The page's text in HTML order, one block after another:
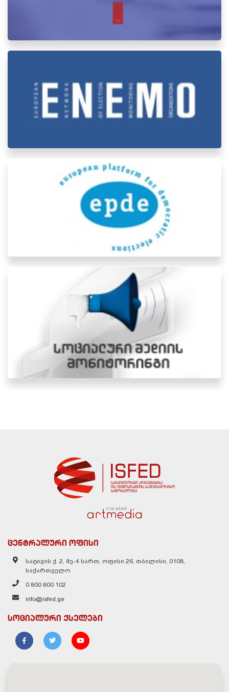
created
ცენტრალური ოფისი
სატივის ქ. 2, მე-4 სართ, ოფისი 26, თბილისი, 0108,
საქართველო
0 800 800 102
info@isfed.ge
სოციალური ქსელები